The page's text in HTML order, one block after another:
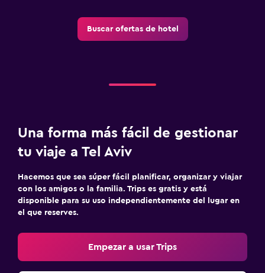
Buscar ofertas de hotel
Una forma más fácil de gestionar
tu viaje a Tel Aviv
Hacemos que sea súper fácil planificar, organizar y viajar
con los amigos o la familia. Trips es gratis y está
disponible para su uso independientemente del lugar en
el que reserves.
Empezar a usar Trips